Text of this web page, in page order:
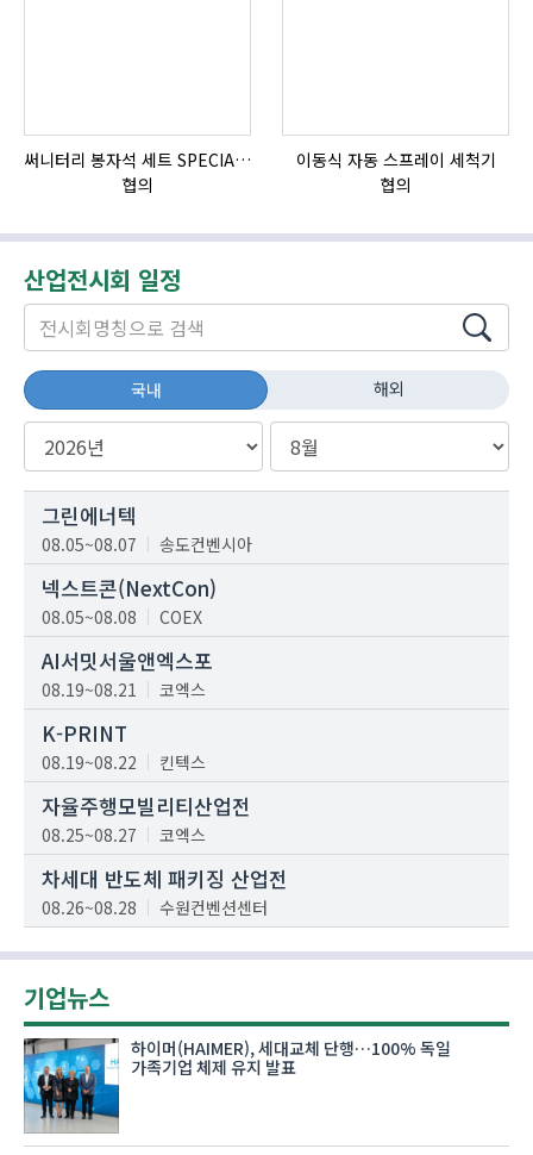
써니터리 봉자석 세트 SPECIAL , 봉자석 , 자석봉 , 호퍼용자석 , 전자석
협의
이동식 자동 스프레이 세척기
협의
산업전시회 일정
국내 해외
그린에너텍
08.05~08.07 송도컨벤시아
넥스트콘(NextCon)
08.05~08.08 COEX
AI서밋서울앤엑스포
08.19~08.21 코엑스
K-PRINT
08.19~08.22 킨텍스
자율주행모빌리티산업전
08.25~08.27 코엑스
차세대 반도체 패키징 산업전
08.26~08.28 수원컨벤션센터
기업뉴스
하이머(HAIMER), 세대교체 단행…100% 독일
가족기업 체제 유지 발표